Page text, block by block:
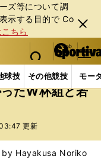
ズ等について調
⽰する⽬的で Co
ちら
閉じ
る
web Sportiva (webスポルティーバ)
検索
マイペ
ー
ジ
メニュ
球技 その他競技 モー
表 なでしこジャパ
たW杯組と若
更新
Hayakusa Noriko